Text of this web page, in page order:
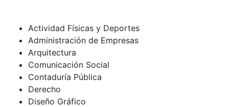
Actividad Físicas y Deportes
Administración de Empresas
Arquitectura
Comunicación Social
Contaduría Pública
Derecho
Diseño Gráfico